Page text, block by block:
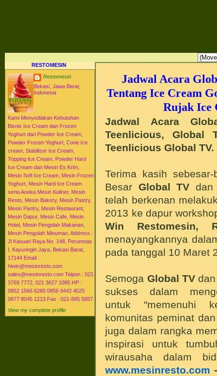
RESTOMESIN
Restomesin
Bekasi, Jawa Barat,
Indonesia
Kami Menyediakan Kebutuhan
Bisnis Ice Cream dan Frozen
Yoghurt dari Powder Ice Cream,
Powder Frozen Yoghurt, Cone Ice
cream, Stabilizer Ice Cream,
Topping Ice Cream, Powder Hard
Ice Cream dan Mesin Es Krim,
Mesin Soft Ice Cream, Mesin Frozen
Yoghurt, Mesin Hard Ice Cream
serta Aneka Mesin Kuliner, Mesin
Resto, Mesin Bakery, Mesin Pastry,
Mesin Pantry, Mesin Restaurant,
Mesin Dapur, Mesin Cafe, Mesin
Hotel, Mesin Pengolah Makanan,
Mesin Pengolah Minuman. Address :
Jl Kasuari Raya No. 148, Perumnas
I, Kayuringin Jaya, Bekasi Barat,
17144 Email :
hiwin@mesinresto.com
sales@mesinresto.com Telpon : 021
3769 7772, 021 3627 1085 HP :
0852 1566 6280 0856 9442 4525
0877 8045 1213 Fax : 021-885 5857
View my complete profile
Jadwal Acara
Tentang Ice Cream
Rujak Ice
Jadwal Acara
Teenlicious, Global
Teenlicious Global TV.
Terima kasih
Besar Global TV
telah berkenan
2013 ke dapur
Win Restomesin,
menayangkannya
pada tanggal 10 Maret
Semoga Global TV
sukses dalam
untuk "memenuhi
komunitas peminat
juga dalam rangka
inspirasi untuk
wirausaha dalam
www.mesinresto.com